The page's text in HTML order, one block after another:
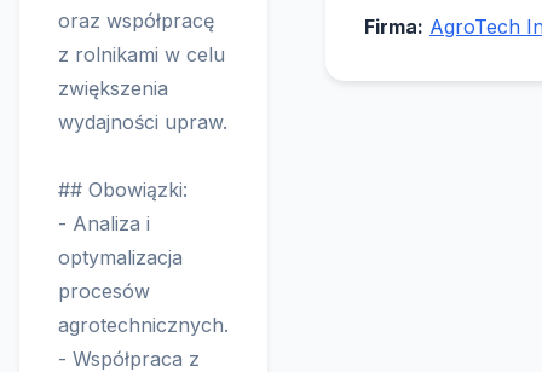
oraz współpracę
z rolnikami w celu
zwiększenia
wydajności upraw.
## Obowiązki:
- Analiza i
optymalizacja
procesów
agrotechnicznych.
- Współpraca z
Firma: AgroTech